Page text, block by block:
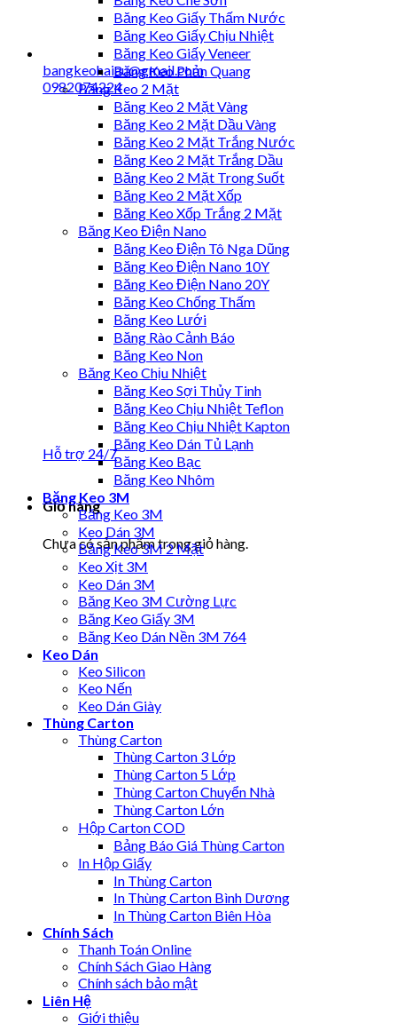
bangkeohaiau@gmail.com
0982074224
Hỗ trợ 24/7
Giỏ hàng
Chưa có sản phẩm trong giỏ hàng.
Băng Keo Giấy Thấm Nước
Băng Keo Giấy Chịu Nhiệt
Băng Keo Giấy Veneer
Băng Keo Phản Quang
Băng Keo 2 Mặt
Băng Keo 2 Mặt Vàng
Băng Keo 2 Mặt Dầu Vàng
Băng Keo 2 Mặt Trắng Nước
Băng Keo 2 Mặt Trắng Dầu
Băng Keo 2 Mặt Trong Suốt
Băng Keo 2 Mặt Xốp
Băng Keo Xốp Trắng 2 Mặt
Băng Keo Điện Nano
Băng Keo Điện Tô Nga Dũng
Băng Keo Điện Nano 10Y
Băng Keo Điện Nano 20Y
Băng Keo Chống Thấm
Băng Keo Lưới
Băng Rào Cảnh Báo
Băng Keo Non
Băng Keo Chịu Nhiệt
Băng Keo Sợi Thủy Tinh
Băng Keo Chịu Nhiệt Teflon
Băng Keo Chịu Nhiệt Kapton
Băng Keo Dán Tủ Lạnh
Băng Keo Bạc
Băng Keo Nhôm
Băng Keo 3M
Băng Keo 3M
Keo Dán 3M
Băng Keo 3M 2 Mặt
Keo Xịt 3M
Keo Dán 3M
Băng Keo 3M Cường Lực
Băng Keo Giấy 3M
Băng Keo Dán Nền 3M 764
Keo Dán
Keo Silicon
Keo Nến
Keo Dán Giày
Thùng Carton
Thùng Carton
Thùng Carton 3 Lớp
Thùng Carton 5 Lớp
Thùng Carton Chuyển Nhà
Thùng Carton Lớn
Hộp Carton COD
Bảng Báo Giá Thùng Carton
In Hộp Giấy
In Thùng Carton
In Thùng Carton Bình Dương
In Thùng Carton Biên Hòa
Chính Sách
Thanh Toán Online
Chính Sách Giao Hàng
Chính sách bảo mật
Liên Hệ
Giới thiệu